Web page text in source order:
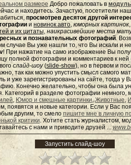
размере Добро пожаловать в
и находитесь. Зачастую, посетители
просмотрев десяток другой
и новинок авто,юморныхкартинок,
и их цитаты, наикрасивейшие места
и познавательных фотографий.
случае Вы уже нашли то, что Вы искали и
! При нажатие на само изображение Вы
полной фотографии и комментариев к ней
слайд-шоу(slide-show), но в первом и
так как можно упустить смысл самого
и уже зарегистрированы на сайте, тогда у
Конечно желательно, чтобы она была
Категорий в разделе фотографии немного,
, Юмор и смешные картинки,Животные,
появятся и новые категории. Если у Вас
другим, то смело пишите мне в личную
критики. Хотите стать журналистом,
с нами и приводите друзей ...